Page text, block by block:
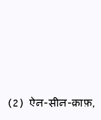
(2) ऐन-सीन-क़ाफ़,